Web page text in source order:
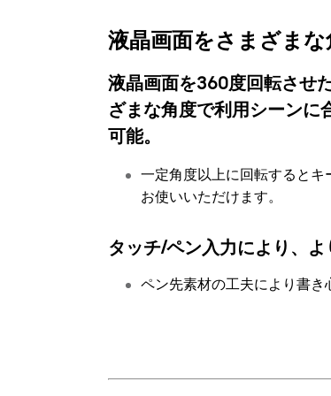
液晶画面をさまざま
液晶画面を360度回転させ
ざまな角度で利用シーンに
可能。
一定角度以上に回転するとキ
お使いいただけます。
タッチ/ペン入力により、
ペン先素材の工夫により書き